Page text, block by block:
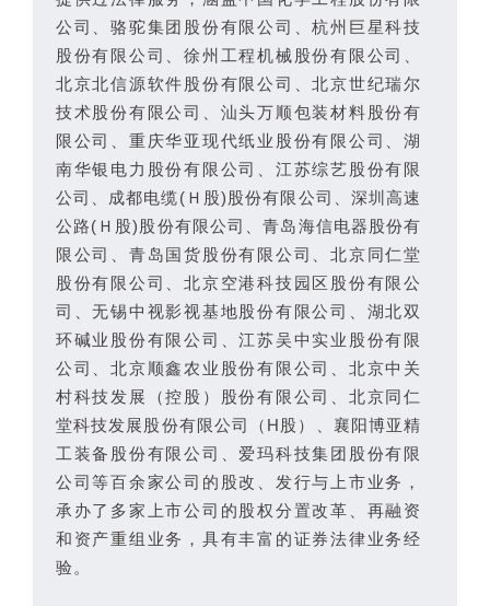
公司、骆驼集团股份有限公司、杭州巨星科技
股份有限公司、徐州工程机械股份有限公司、
北京北信源软件股份有限公司、北京世纪瑞尔
技术股份有限公司、汕头万顺包装材料股份有
限公司、重庆华亚现代纸业股份有限公司、湖
南华银电力股份有限公司、江苏综艺股份有限
公司、成都电缆(Ｈ股)股份有限公司、深圳高速
公路(Ｈ股)股份有限公司、青岛海信电器股份有
限公司、青岛国货股份有限公司、北京同仁堂
股份有限公司、北京空港科技园区股份有限公
司、无锡中视影视基地股份有限公司、湖北双
环碱业股份有限公司、江苏吴中实业股份有限
公司、北京顺鑫农业股份有限公司、北京中关
村科技发展（控股）股份有限公司、北京同仁
堂科技发展股份有限公司（H股）、襄阳博亚精
工装备股份有限公司、爱玛科技集团股份有限
公司等百余家公司的股改、发行与上市业务，
承办了多家上市公司的股权分置改革、再融资
和资产重组业务，具有丰富的证券法律业务经
验。